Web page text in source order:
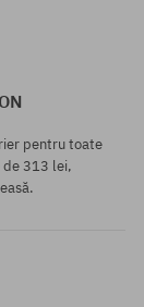
pentru toate
de 313 lei,